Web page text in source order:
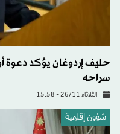
حليف إردوغان يؤكد دعوة
سراحه
الثلاثاء 26/11 - 15:58
شؤون إقليمية